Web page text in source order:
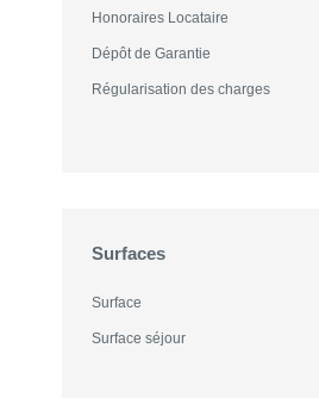
Honoraires Locataire
Dépôt de Garantie
Régularisation des charges
Surfaces
Surface
Surface séjour